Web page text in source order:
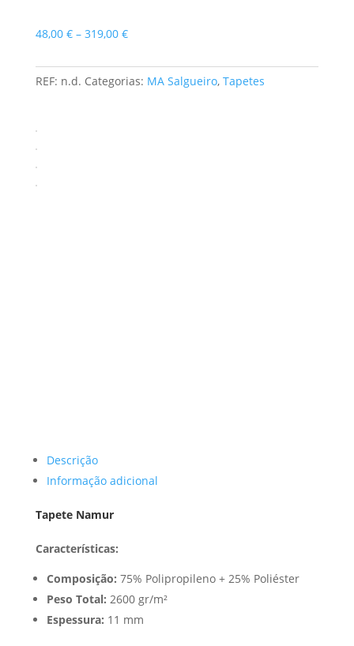
48,00 € – 319,00 €Price
48,00 €
through
REF: n.d. Categorias: MA Salgueiro, Tapetes
Descrição
Informação adicional
Tapete Namur
Características:
Composição: 75% Polipropileno + 25% Poliéster
Peso Total: 2600 gr/m²
Espessura: 11 mm